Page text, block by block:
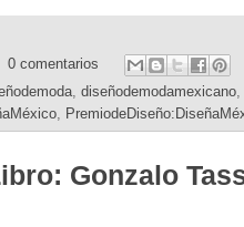
0 comentarios
, diseñodemodamexicano,
,
Gonzalo